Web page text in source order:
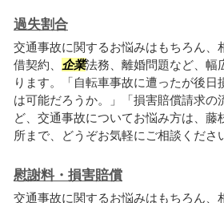
過失割合
交通事故に関するお悩みはもちろん、
借契約、 企業法務、離婚問題など、幅
ります。「自転車事故に遭ったが後日
は可能だろうか。」「損害賠償請求の
ど、交通事故についてお悩み方は、藤
所まで、どうぞお気軽にご相談くださ
慰謝料・損害賠償
交通事故に関するお悩みはもちろん、